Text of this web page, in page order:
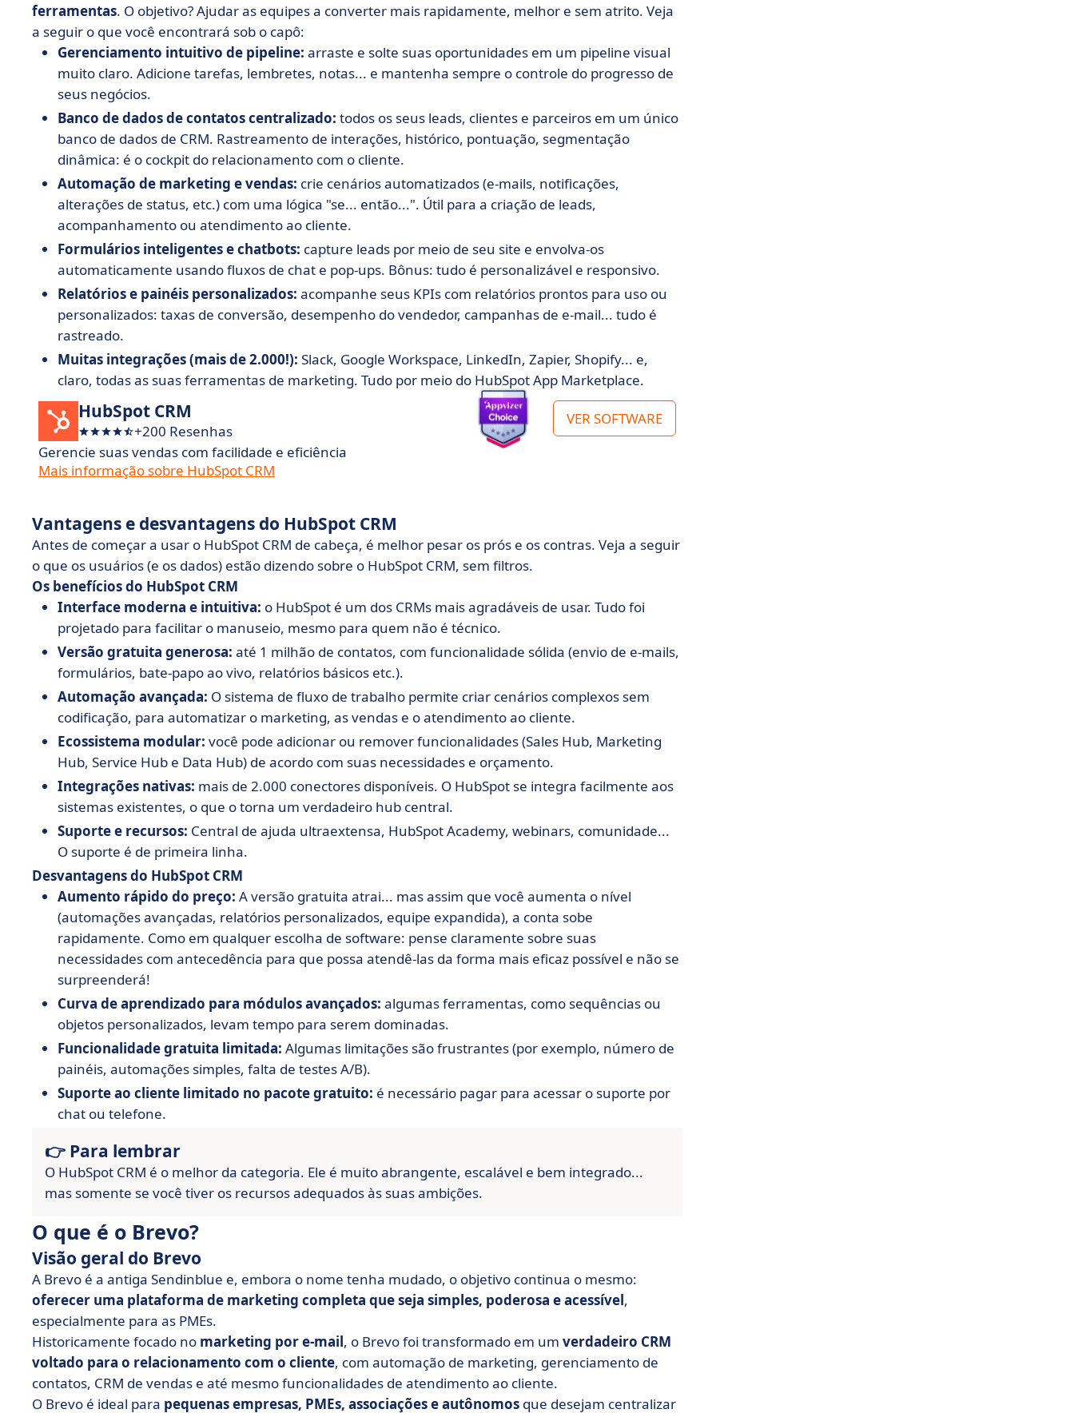
ferramentas. O objetivo? Ajudar as equipes a converter mais rapidamente, melhor e sem atrito. Veja
a seguir o que você encontrará sob o capô:
Gerenciamento intuitivo de pipeline: arraste e solte suas oportunidades em um pipeline visual
muito claro. Adicione tarefas, lembretes, notas... e mantenha sempre o controle do progresso de
seus negócios.
Banco de dados de contatos centralizado: todos os seus leads, clientes e parceiros em um único
banco de dados de CRM. Rastreamento de interações, histórico, pontuação, segmentação
dinâmica: é o cockpit do relacionamento com o cliente.
Automação de marketing e vendas: crie cenários automatizados (e-mails, notificações,
alterações de status, etc.) com uma lógica "se... então...". Útil para a criação de leads,
acompanhamento ou atendimento ao cliente.
Formulários inteligentes e chatbots: capture leads por meio de seu site e envolva-os
automaticamente usando fluxos de chat e pop-ups. Bônus: tudo é personalizável e responsivo.
Relatórios e painéis personalizados: acompanhe seus KPIs com relatórios prontos para uso ou
personalizados: taxas de conversão, desempenho do vendedor, campanhas de e-mail... tudo é
rastreado.
Muitas integrações (mais de 2.000!): Slack, Google Workspace, LinkedIn, Zapier, Shopify... e,
claro, todas as suas ferramentas de marketing. Tudo por meio do HubSpot App Marketplace.
HubSpot CRM
+200 Resenhas
VER SOFTWARE
Gerencie suas vendas com facilidade e eficiência
Mais informação sobre HubSpot CRM
Vantagens e desvantagens do HubSpot CRM
Antes de começar a usar o HubSpot CRM de cabeça, é melhor pesar os prós e os contras. Veja a seguir
o que os usuários (e os dados) estão dizendo sobre o HubSpot CRM, sem filtros.
Os benefícios do HubSpot CRM
Interface moderna e intuitiva: o HubSpot é um dos CRMs mais agradáveis de usar. Tudo foi
projetado para facilitar o manuseio, mesmo para quem não é técnico.
Versão gratuita generosa: até 1 milhão de contatos, com funcionalidade sólida (envio de e-mails,
formulários, bate-papo ao vivo, relatórios básicos etc.).
Automação avançada: O sistema de fluxo de trabalho permite criar cenários complexos sem
codificação, para automatizar o marketing, as vendas e o atendimento ao cliente.
Ecossistema modular: você pode adicionar ou remover funcionalidades (Sales Hub, Marketing
Hub, Service Hub e Data Hub) de acordo com suas necessidades e orçamento.
Integrações nativas: mais de 2.000 conectores disponíveis. O HubSpot se integra facilmente aos
sistemas existentes, o que o torna um verdadeiro hub central.
Suporte e recursos: Central de ajuda ultraextensa, HubSpot Academy, webinars, comunidade...
O suporte é de primeira linha.
Desvantagens do HubSpot CRM
Aumento rápido do preço: A versão gratuita atrai... mas assim que você aumenta o nível
(automações avançadas, relatórios personalizados, equipe expandida), a conta sobe
rapidamente. Como em qualquer escolha de software: pense claramente sobre suas
necessidades com antecedência para que possa atendê-las da forma mais eficaz possível e não se
surpreenderá!
Curva de aprendizado para módulos avançados: algumas ferramentas, como sequências ou
objetos personalizados, levam tempo para serem dominadas.
Funcionalidade gratuita limitada: Algumas limitações são frustrantes (por exemplo, número de
painéis, automações simples, falta de testes A/B).
Suporte ao cliente limitado no pacote gratuito: é necessário pagar para acessar o suporte por
chat ou telefone.
👉 Para lembrar
O HubSpot CRM é o melhor da categoria. Ele é muito abrangente, escalável e bem integrado...
mas somente se você tiver os recursos adequados às suas ambições.
O que é o Brevo?
Visão geral do Brevo
A Brevo é a antiga Sendinblue e, embora o nome tenha mudado, o objetivo continua o mesmo:
oferecer uma plataforma de marketing completa que seja simples, poderosa e acessível,
especialmente para as PMEs.
Historicamente focado no marketing por e-mail, o Brevo foi transformado em um verdadeiro CRM
voltado para o relacionamento com o cliente, com automação de marketing, gerenciamento de
contatos, CRM de vendas e até mesmo funcionalidades de atendimento ao cliente.
O Brevo é ideal para pequenas empresas, PMEs, associações e autônomos que desejam centralizar